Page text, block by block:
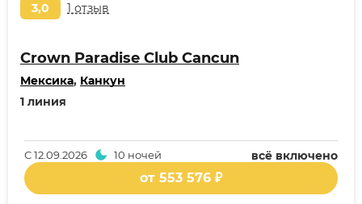
3,0 1 отзыв
Crown Paradise Club Cancun
Мексика, Канкун
1 линия
всё включено
С12.09.2026 10 ночей
от 553 576 ₽